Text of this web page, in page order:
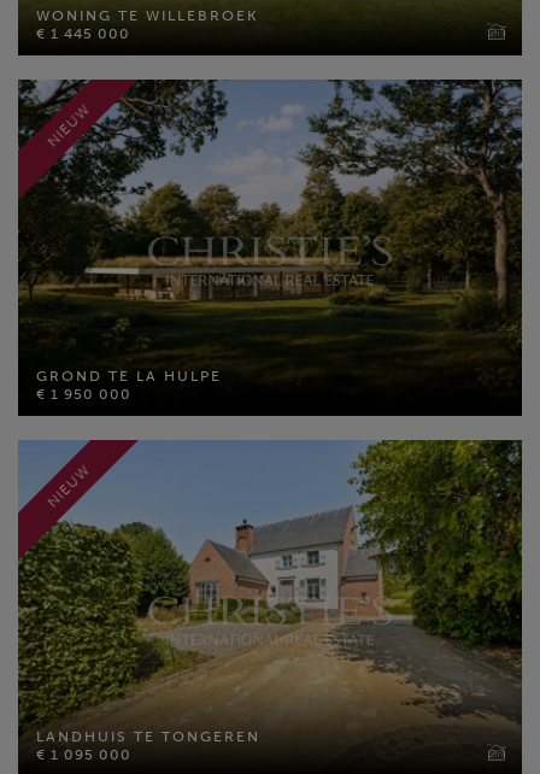
WONING TE WILLEBROEK
€ 1 445 000
MEER INFO
GROND TE LA HULPE
€ 1 950 000
NIEUW
GROND TE LA HULPE
€ 1 950 000
Perceel opp: 38000 m²
LANDHUIS TE TONGEREN
€ 1 095 000
NIEUW
LANDHUIS TE TONGEREN
€ 1 095 000
Bewoonbare opp: 367 m²